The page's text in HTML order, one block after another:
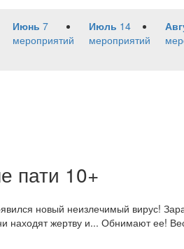
Июнь 7
мероприятий
Июль 14
мероприятий
пати 10+
новый неизлечимый вирус!
находят жертву и... Обнимают ее!